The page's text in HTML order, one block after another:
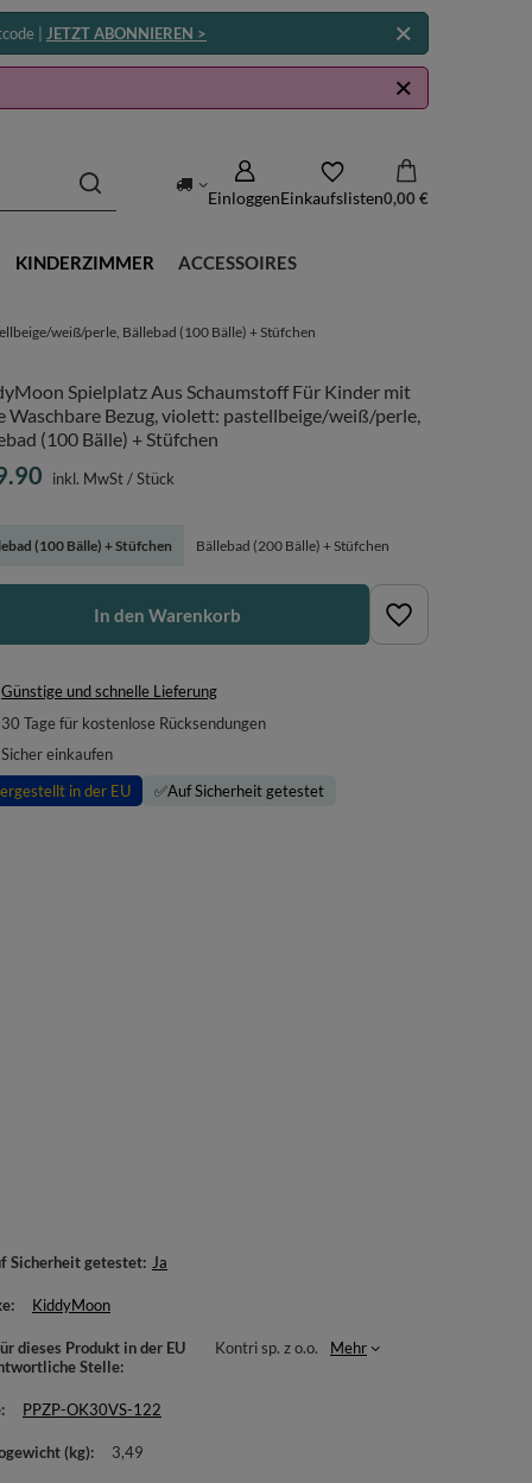
| JETZT ABONNIEREN >
EinloggenEinkaufslisten0,00 €
KINDERZIMMER ACCESSOIRES
weiß/perle, Bällebad (100 Bälle) + Stüfchen
Spielplatz Aus Schaumstoff Für Kinder mit
Waschbare Bezug, violett: pastellbeige/weiß/perle,
(100 Bälle) + Stüfchen
(100 Bälle) + Stüfchen Bällebad (200 Bälle) + Stüfchen
inkl. MwSt/Stück
In den Warenkorb
Günstige und schnelle Lieferung
30 Tage für kostenlose Rücksendungen
Sicher einkaufen
in der EU ✅Auf Sicherheit getestet
Sicherheit getestet Ja
KiddyMoon
dieses Produkt in der EU
Stelle
Kontri sp. z o.o. Mehr
PPZP-OK30VS-122
(kg) 3,49